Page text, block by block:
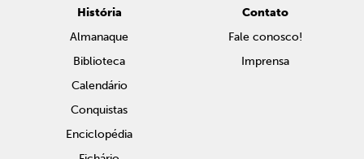
História
Almanaque
Biblioteca
Calendário
Conquistas
Enciclopédia
Contato
Fale conosco!
Imprensa